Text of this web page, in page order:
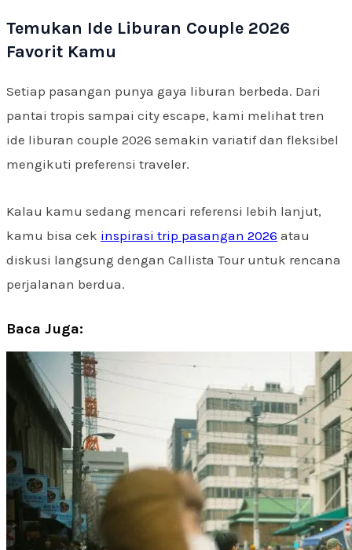
Temukan Ide Liburan Couple 2026
Favorit Kamu
Setiap pasangan punya gaya liburan berbeda. Dari
pantai tropis sampai city escape, kami melihat tren
ide liburan couple 2026 semakin variatif dan fleksibel
mengikuti preferensi traveler.
Kalau kamu sedang mencari referensi lebih lanjut,
kamu bisa cek inspirasi trip pasangan 2026 atau
diskusi langsung dengan Callista Tour untuk rencana
perjalanan berdua.
Baca Juga: